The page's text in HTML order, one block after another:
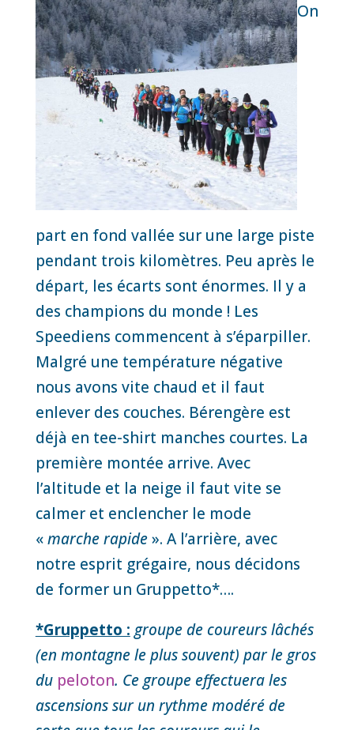
On
part en fond vallée sur une large piste
pendant trois kilomètres. Peu après le
départ, les écarts sont énormes. Il y a
des champions du monde ! Les
Speediens commencent à s’éparpiller.
Malgré une température négative
nous avons vite chaud et il faut
enlever des couches. Bérengère est
déjà en tee-shirt manches courtes. La
première montée arrive. Avec
l’altitude et la neige il faut vite se
calmer et enclencher le mode
«marche rapide». A l’arrière, avec
notre esprit grégaire, nous décidons
de former un Gruppetto*….
*Gruppetto : groupe de coureurs lâchés
(en montagne le plus souvent) par le gros
du peloton. Ce groupe effectuera les
ascensions sur un rythme modéré de